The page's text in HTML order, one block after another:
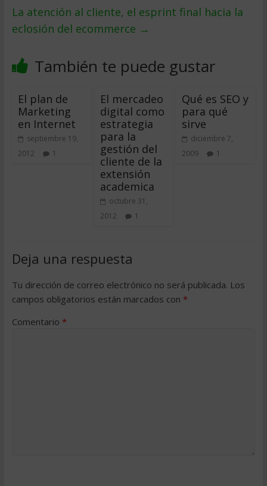
La atención al cliente, el esprint final hacia la
eclosión del ecommerce →
También te puede gustar
El plan de
Marketing
en Internet
septiembre 19,
2012
1
El mercadeo
digital como
estrategia
para la
gestión del
cliente de la
extensión
academica
octubre 31,
2012
1
Qué es SEO y
para qué
sirve
diciembre 7,
2009
1
Deja una respuesta
Tu dirección de correo electrónico no será publicada. Los
campos obligatorios están marcados con *
Comentario *